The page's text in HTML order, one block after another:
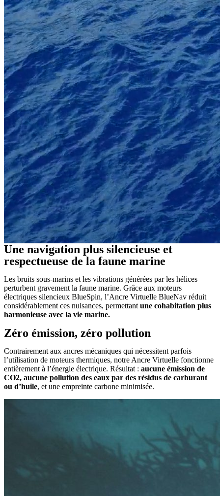
Une navigation plus silencieuse et
respectueuse de la faune marine
Les bruits sous-marins et les vibrations générées par les hélices
perturbent gravement la faune marine. Grâce aux moteurs
électriques silencieux BlueSpin, l’Ancre Virtuelle BlueNav réduit
considérablement ces nuisances, permettant une cohabitation plus
harmonieuse avec la vie marine.
Zéro émission, zéro pollution
Contrairement aux ancres mécaniques qui nécessitent parfois
l’utilisation de moteurs thermiques, notre Ancre Virtuelle fonctionne
entièrement à l’énergie électrique. Résultat : aucune émission de
CO2, aucune pollution des eaux par des résidus de carburant
ou d’huile, et une empreinte carbone minimisée.